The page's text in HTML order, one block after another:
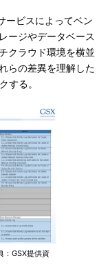
ービスによってベン
ージやデータベース
クラウド環境を横並
らの差異を理解した
する。
：GSX提供資